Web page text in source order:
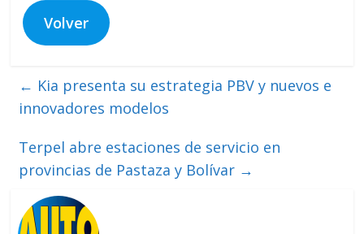
Volver
← Kia presenta su estrategia PBV y nuevos e
innovadores modelos
Terpel abre estaciones de servicio en
provincias de Pastaza y Bolívar →